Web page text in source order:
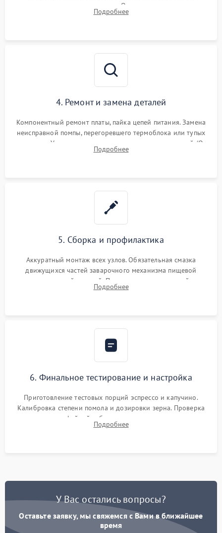
температуры и расходомера. Оценка степени износа
жерновов кофемолки, уплотнительных колец гидросистемы
Подробнее
4. Ремонт и замена деталей
Компонентный ремонт платы, пайка цепей питания. Замена
неисправной помпы, перегоревшего термоблока или тупых
жерновов. Установка новых силиконовых уплотнителей (O-
ring) и тефлоновых трубок для надежного устранения
Подробнее
5. Сборка и профилактика
Аккуратный монтаж всех узлов. Обязательная смазка
движущихся частей заварочного механизма пищевой
силиконовой смазкой. Проведение программной
декальцинации и очистки системы от кофейных масел.
Подробнее
6. Финальное тестирование и настройка
Приготовление тестовых порций эспрессо и капучино.
Калибровка степени помола и дозировки зерна. Проверка
плотности кофейной таблетки, температуры напитка и
качества молочной пены. Контроль отсутствия посторонних
Подробнее
У Вас остались вопросы?
Оставьте заявку, мы свяжемся с Вами в ближайшее
время